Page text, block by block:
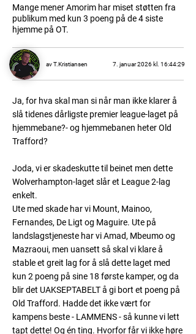
Mange mener Amorim har miset støtten fra
publikum med kun 3 poeng på de 4 siste
hjemme på OT.
av T.Kristiansen 7. januar 2026 kl. 16:44:29
Ja, for hva skal man si når man ikke klarer å
slå tidenes dårligste premier league-laget på
hjemmebane?- og hjemmebanen heter Old
Trafford?
Joda, vi er skadeskutte til beinet men dette
Wolverhampton-laget slår et League 2-lag
enkelt.
Ute med skade har vi Mount, Mainoo,
Fernandes, De Ligt og Maguire. Ute på
landslagstjeneste har vi Amad, Mbeumo og
Mazraoui, men uansett så skal vi klare å
stable et greit lag for å slå dette laget med
kun 2 poeng på sine 18 første kamper, og da
blir det UAKSEPTABELT å gi bort et poeng på
Old Trafford. Hadde det ikke vært for
kampens beste - LAMMENS - så kunne vi lett
tapt dette! Og én ting. Hvorfor får vi ikke høre